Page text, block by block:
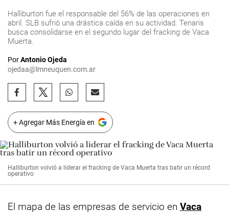
Halliburton fue el responsable del 56% de las operaciones en
abril. SLB sufrió una drástica caída en su actividad. Tenaris
busca consolidarse en el segundo lugar del fracking de Vaca
Muerta.
PorAntonio Ojeda
ojedaa@lmneuquen.com.ar
+ Agregar Más Energía en
Halliburton volvió a liderar el fracking de Vaca Muerta tras batir un récord
operativo
El mapa de las empresas de servicio en Vaca